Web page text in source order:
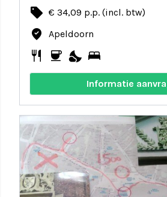
local_offer € 34,09 p.p. (incl. btw)
where_to_vote Apeldoorn
restaurant coffee nights_stay bed
Informatie